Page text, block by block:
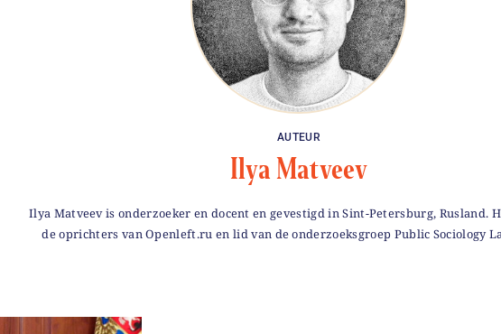
AUTEUR
Ilya Matveev
Ilya Matveev is onderzoeker en docent en gevestigd in Sint-Petersburg, Rusland.
de oprichters van Openleft.ru en lid van de onderzoeksgroep Public Sociology